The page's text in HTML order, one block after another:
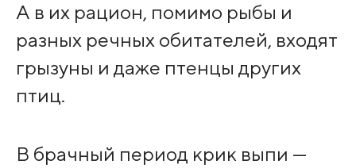
А в их рацион, помимо рыбы и
разных речных обитателей, входят
грызуны и даже птенцы других
птиц.
В брачный период крик выпи —